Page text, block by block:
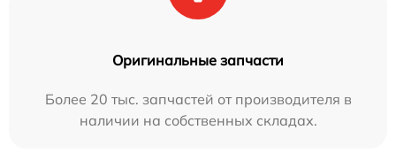
Оригинальные запчасти
Более 20 тыс. запчастей от производителя в
наличии на собственных складах.